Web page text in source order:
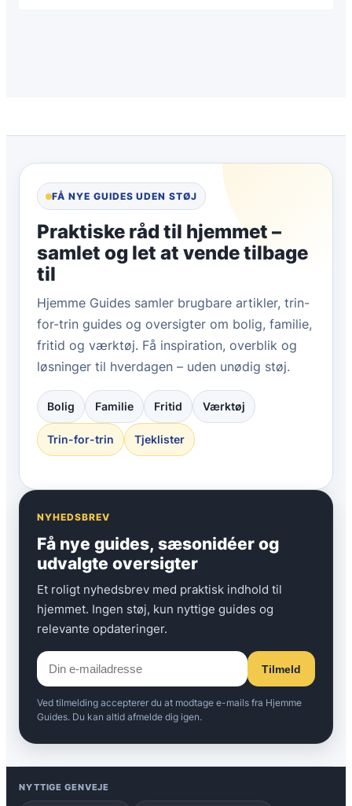
FÅ NYE GUIDES UDEN STØJ
Praktiske råd til hjemmet –
samlet og let at vende tilbage
til
Hjemme Guides samler brugbare artikler, trin-
for-trin guides og oversigter om bolig, familie,
fritid og værktøj. Få inspiration, overblik og
løsninger til hverdagen – uden unødig støj.
Bolig Familie Fritid Værktøj
Trin-for-trin Tjeklister
NYHEDSBREV
Få nye guides, sæsonidéer og
udvalgte oversigter
Et roligt nyhedsbrev med praktisk indhold til
hjemmet. Ingen støj, kun nyttige guides og
relevante opdateringer.
Tilmeld
Ved tilmelding accepterer du at modtage e-mails fra Hjemme
Guides. Du kan altid afmelde dig igen.
NYTTIGE GENVEJE